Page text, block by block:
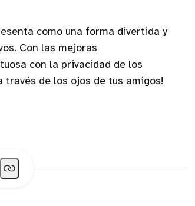
como una forma divertida y
Con las mejoras
con la privacidad de los
través de los ojos de tus amigos!